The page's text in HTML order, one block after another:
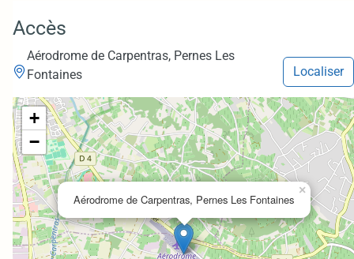
Accès
Aérodrome de Carpentras, Pernes Les
Fontaines
Localiser
Aérodrome de Carpentras, Pernes Les Fontaines
×
+
−